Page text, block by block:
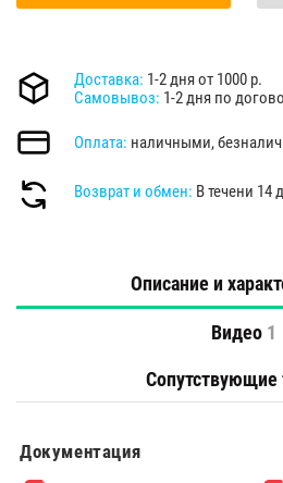
Доставка: 1-2 дня от 1000 р.
Самовывоз: 1-2 дня по
Оплата: наличными,
Возврат и обмен: В течени 14
Описание и
Видео 1
Сопутствующие
Документация